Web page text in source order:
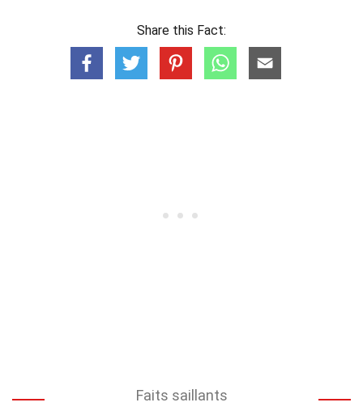
Share this Fact:
Faits saillants